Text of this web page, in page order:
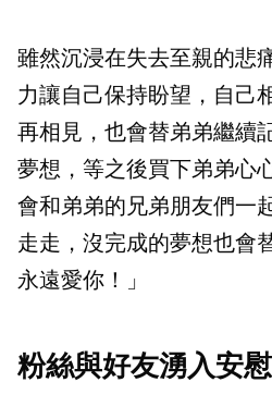
雖然沉浸在失去至親的悲
力讓自己保持盼望，自己
再相見，也會替弟弟繼續
夢想，等之後買下弟弟心
會和弟弟的兄弟朋友們一
走走，沒完成的夢想也會
永遠愛你！」
粉絲與好友湧入安慰